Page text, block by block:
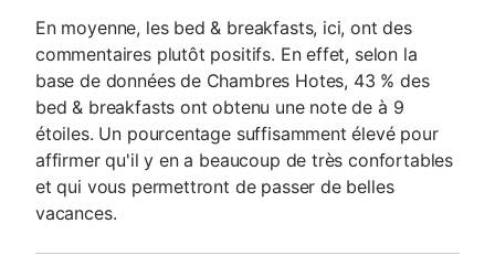
En moyenne, les bed & breakfasts, ici, ont des
commentaires plutôt positifs. En effet, selon la
base de données de Chambres Hotes, 43 % des
bed & breakfasts ont obtenu une note de à 9
étoiles. Un pourcentage suffisamment élevé pour
affirmer qu'il y en a beaucoup de très confortables
et qui vous permettront de passer de belles
vacances.